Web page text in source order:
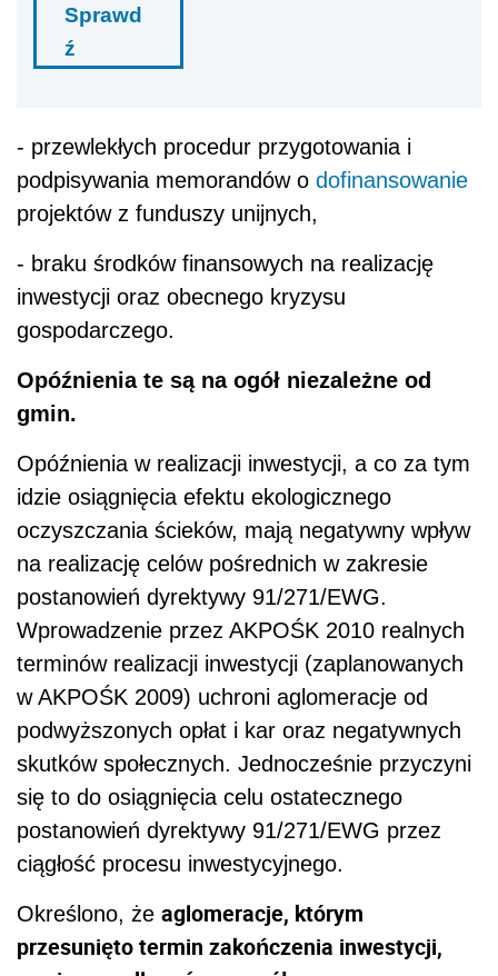
Sprawd
ź
- przewlekłych procedur przygotowania i
podpisywania memorandów o dofinansowanie
projektów z funduszy unijnych,
- braku środków finansowych na realizację
inwestycji oraz obecnego kryzysu
gospodarczego.
Opóźnienia te są na ogół niezależne od
gmin.
Opóźnienia w realizacji inwestycji, a co za tym
idzie osiągnięcia efektu ekologicznego
oczyszczania ścieków, mają negatywny wpływ
na realizację celów pośrednich w zakresie
postanowień dyrektywy 91/271/EWG.
Wprowadzenie przez AKPOŚK 2010 realnych
terminów realizacji inwestycji (zaplanowanych
w AKPOŚK 2009) uchroni aglomeracje od
podwyższonych opłat i kar oraz negatywnych
skutków społecznych. Jednocześnie przyczyni
się to do osiągnięcia celu ostatecznego
postanowień dyrektywy 91/271/EWG przez
ciągłość procesu inwestycyjnego.
Określono, że aglomeracje, którym
przesunięto termin zakończenia inwestycji,